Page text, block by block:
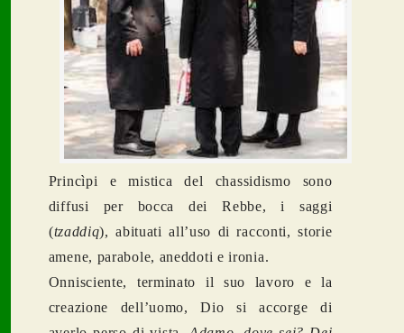
Princìpi e mistica del chassidismo sono
diffusi per bocca dei Rebbe, i saggi
(tzaddiq), abituati all’uso di racconti, storie
amene, parabole, aneddoti e ironia.
Onnisciente, terminato il suo lavoro e la
creazione dell’uomo, Dio si accorge di